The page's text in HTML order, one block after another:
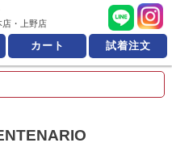
靴の専門店 ビッ
店・上野店
カート 試着注文